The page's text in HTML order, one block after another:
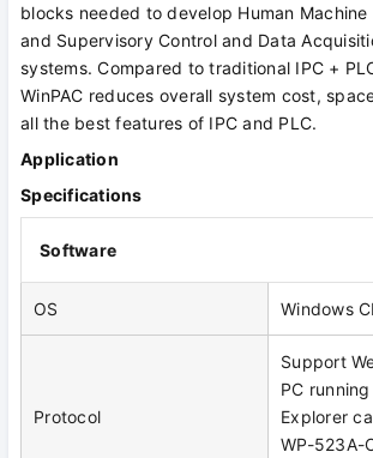
blocks needed to develop Human
and Supervisory Control and Data
systems. Compared to traditional IPC +
WinPAC reduces overall system cost,
all the best features of IPC and PLC.
Application
Specifications
Software
OS Windows
Protocol
Support
PC
Explorer
WP-523A-